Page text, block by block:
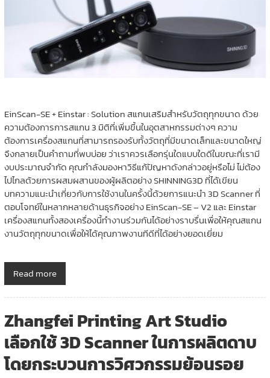
EinScan-SE + Einstar : Solution สแกนเสริมสำหรับวัตถุทุกขนาด ด้วย
ความต้องการการสแกน 3 มิติที่เพิ่มขึ้นในอุตสาหกรรมต่างๆ ความ
ต้องการเครื่องสแกนที่สามารถรองรับทั้งวัตถุที่มีขนาดเล็กและขนาดใหญ่
จึงกลายเป็นคำถามที่พบบ่อย ว่าเราควรเลือกรุ่นใดแบบใดดีในขณะที่เรามี
งบประมาณจำกัด คุณกำลังมองหาวิธีแก้ปัญหาดังกล่าวอยู่หรือไม่ ไม่ต้อง
ไปไกลด้วยการผสมผสานของผู้ผลิตอย่าง SHINNING3D ที่ได้เขียน
บทความแนะนำเกี่ยวกับการใช้งานในครั้งนี้ด้วยการแนะนำ 3D Scanner ที่
ตอบโจทย์ในหลากหลายด้านธุรกิจอย่าง EinScan-SE – V2 และ Einstar
เครื่องสแกนทั้งสองเครื่องนี้ทำงานร่วมกันได้อย่างราบรื่นเพื่อให้คุณสแกน
งานวัตถุทุกขนาดเพื่อให้ได้คุณภาพงานทีดีที่ได้อย่างยอดเยี่ยม
Read more
Zhangfei Printing Art Studio
เลือกใช้ 3D Scanner ในการผลิตดาบ
โดยกระบวนการวิศวกรรมย้อนรอย